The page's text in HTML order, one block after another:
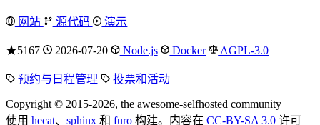
网站 源代码 演示
★5167 2026-07-20 Node.js Docker AGPL-3.0
预约与日程管理 投票和活动
Copyright © 2015-2026, the awesome-selfhosted community
使用 hecat、 sphinx 和 furo 构建。内容在 CC-BY-SA 3.0 许可